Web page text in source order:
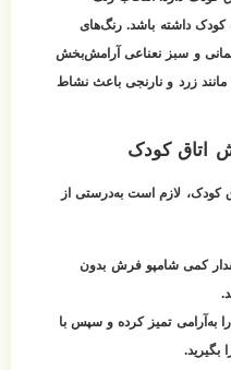
کودک داشته باشد. رنگ‌های
و سبز نعناعی آرامش‌بخش
زرد و نارنجی باعث نشاط
اتاق کودک
کودک، لازم است به‌درستی از
کمی شامپو فرش بدون
به‌آرامی تمیز کرده و سپس با